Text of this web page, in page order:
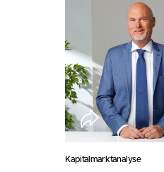
Kapitalmarktanalyse